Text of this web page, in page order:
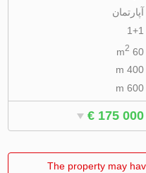
آپارتمان
1+1
60 m
2
400 m
600 m
€ 175 000
The property may